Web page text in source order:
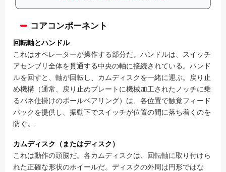
コアコンポーネント
回転軸とハンドル
これはオペレーターが操作する部分だ。ハンドルは、スイッチ
アセンブリ全体を貫通する中央の軸に接続されている。ハンド
ルを回すと、軸が回転し、カムディスクを一緒に運ぶ。戻り止
め機構（通常、戻り止めプレートに機械加工されたノッチに乗
るバネ仕掛けのボールベアリング）は、各位置で触覚フィード
バックを提供し、振動下でスイッチが位置の間に落ち着くのを
防ぐ。.
カムディスク（またはディスク）
これは動作の頭脳だ。各カムディスクは、回転軸に取り付けら
れた正確な形状のホイールだ。ディスクの外周は円形ではな